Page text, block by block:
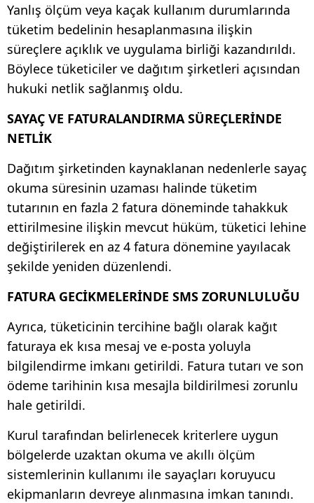
Yanlış ölçüm veya kaçak kullanım durumlarında
tüketim bedelinin hesaplanmasına ilişkin
süreçlere açıklık ve uygulama birliği kazandırıldı.
Böylece tüketiciler ve dağıtım şirketleri açısından
hukuki netlik sağlanmış oldu.
SAYAÇ VE FATURALANDIRMA SÜREÇLERİNDE
NETLİK
Dağıtım şirketinden kaynaklanan nedenlerle sayaç
okuma süresinin uzaması halinde tüketim
tutarının en fazla 2 fatura döneminde tahakkuk
ettirilmesine ilişkin mevcut hüküm, tüketici lehine
değiştirilerek en az 4 fatura dönemine yayılacak
şekilde yeniden düzenlendi.
FATURA GECİKMELERİNDE SMS ZORUNLULUĞU
Ayrıca, tüketicinin tercihine bağlı olarak kağıt
faturaya ek kısa mesaj ve e-posta yoluyla
bilgilendirme imkanı getirildi. Fatura tutarı ve son
ödeme tarihinin kısa mesajla bildirilmesi zorunlu
hale getirildi.
Kurul tarafından belirlenecek kriterlere uygun
bölgelerde uzaktan okuma ve akıllı ölçüm
sistemlerinin kullanımı ile sayaçları koruyucu
ekipmanların devreye alınmasına imkan tanındı.